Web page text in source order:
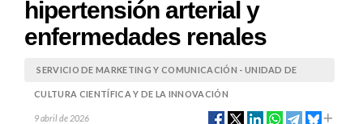
hipertensión arterial y
enfermedades renales
SERVICIO DE MARKETING Y COMUNICACIÓN - UNIDAD DE
CULTURA CIENTÍFICA Y DE LA INNOVACIÓN
9 abril de 2026